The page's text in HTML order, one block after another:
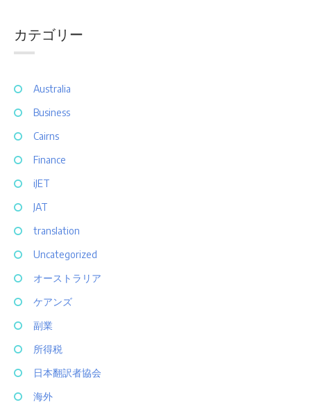
カテゴリー
Australia
Business
Cairns
Finance
iJET
JAT
translation
Uncategorized
オーストラリア
ケアンズ
副業
所得税
日本翻訳者協会
海外